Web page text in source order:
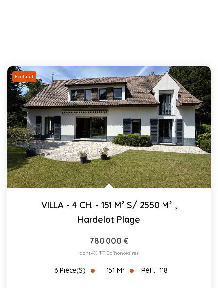
Exclusif
VILLA - 4 CH. - 151 M² S/ 2550 M² ,
Hardelot Plage
780 000 €
dont 4% TTC d'honoraires
6 Pièce(s) 151 M² Réf : 118